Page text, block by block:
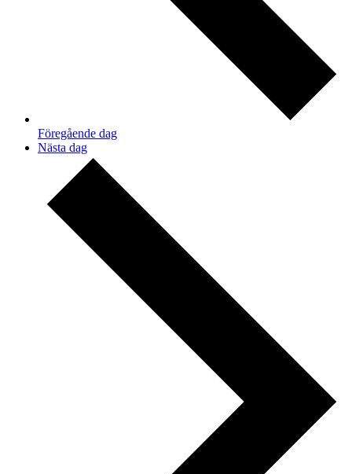
Föregående dag
Nästa dag